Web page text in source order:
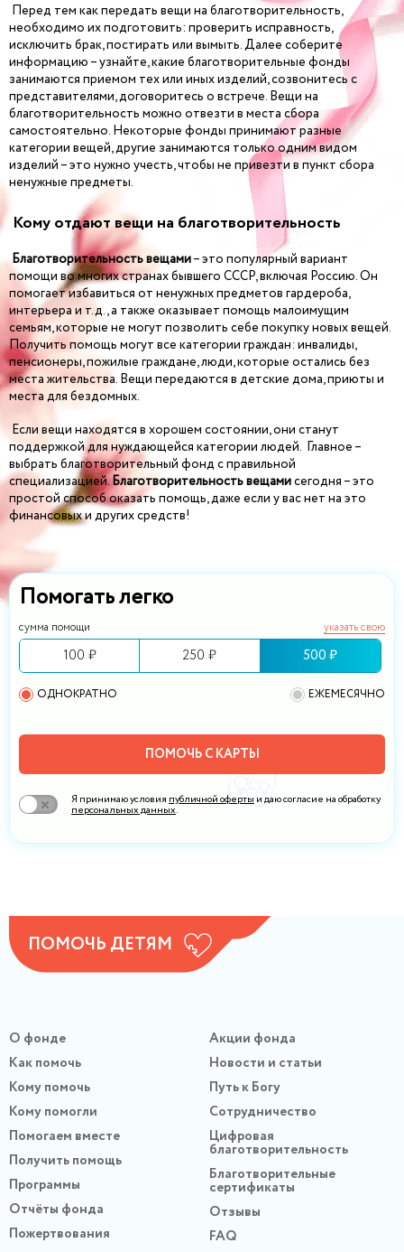
Помогать легко
сумма помощи указать свою
100 ₽ 250 ₽ 500 ₽
ОДНОКРАТНО ЕЖЕМЕСЯЧНО
ПОМОЧЬ С КАРТЫ
Я принимаю условия публичной оферты и даю согласие на обработку
персональных данных.
Перед тем как передать вещи на благотворительность,
необходимо их подготовить: проверить исправность,
исключить брак, постирать или вымыть. Далее соберите
информацию – узнайте, какие благотворительные фонды
занимаются приемом тех или иных изделий, созвонитесь с
представителями, договоритесь о встрече. Вещи на
благотворительность можно отвезти в места сбора
самостоятельно. Некоторые фонды принимают разные
категории вещей, другие занимаются только одним видом
изделий – это нужно учесть, чтобы не привезти в пункт сбора
ненужные предметы.
Кому отдают вещи на благотворительность
Благотворительность вещами– это популярный вариант
помощи во многих странах бывшего СССР, включая Россию. Он
помогает избавиться от ненужных предметов гардероба,
интерьера и т.д., а также оказывает помощь малоимущим
семьям, которые не могут позволить себе покупку новых вещей.
Получить помощь могут все категории граждан: инвалиды,
пенсионеры, пожилые граждане, люди, которые остались без
места жительства. Вещи передаются в детские дома, приюты и
места для бездомных.
Если вещи находятся в хорошем состоянии, они станут
поддержкой для нуждающейся категории людей. Главное –
выбрать благотворительный фонд с правильной
специализацией.Благотворительность вещамисегодня – это
простой способ оказать помощь, даже если у вас нет на это
финансовых и других средств!
ПОМОЧЬ ДЕТЯМ
О фонде
Как помочь
Кому помочь
Кому помогли
Помогаем вместе
Получить помощь
Программы
Отчёты фонда
Пожертвования
Акции фонда
Новости и статьи
Путь к Богу
Сотрудничество
Цифровая
благотворительность
Благотворительные
сертификаты
Отзывы
FAQ